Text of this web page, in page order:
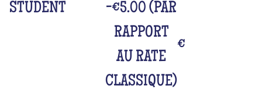
STUDENT
-€5.00 (PAR
RAPPORT
AU RATE
CLASSIQUE)
€